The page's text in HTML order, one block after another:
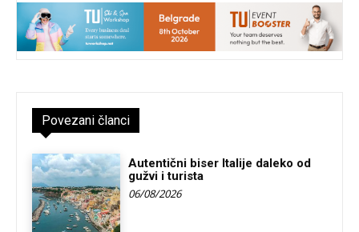
Povezani članci
Autentični biser Italije daleko od
gužvi i turista
06/08/2026